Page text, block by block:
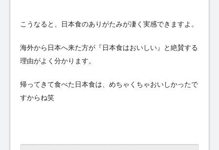
こうなると、日本食のありがたみが凄く実感できますよ。
海外から日本へ来た方が『日本食はおいしい』と絶賛する
理由がよく分かります。
帰ってきて食べた日本食は、めちゃくちゃおいしかったで
すからね笑